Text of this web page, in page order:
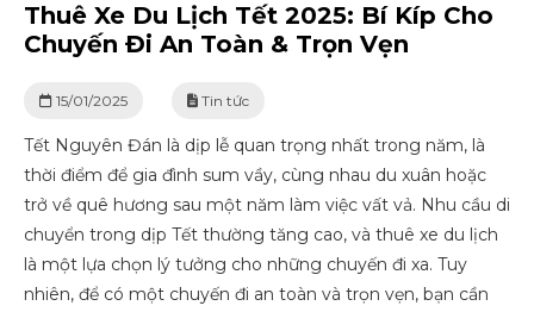
Thuê Xe Du Lịch Tết 2025: Bí Kíp Cho
Chuyến Đi An Toàn & Trọn Vẹn
15/01/2025 Tin tức
Tết Nguyên Đán là dịp lễ quan trọng nhất trong năm, là
thời điểm để gia đình sum vầy, cùng nhau du xuân hoặc
trở về quê hương sau một năm làm việc vất vả. Nhu cầu di
chuyển trong dịp Tết thường tăng cao, và thuê xe du lịch
là một lựa chọn lý tưởng cho những chuyến đi xa. Tuy
nhiên, để có một chuyến đi an toàn và trọn vẹn, bạn cần